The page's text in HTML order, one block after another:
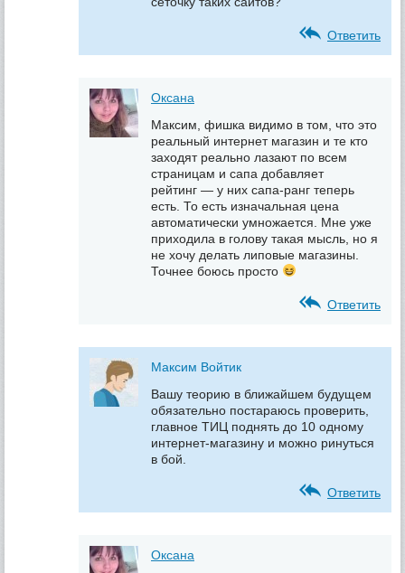
Ответить
Оксана
Максим, фишка видимо в том, что это
реальный интернет магазин и те кто
заходят реально лазают по всем
страницам и сапа добавляет
рейтинг — у них сапа-ранг теперь
есть. То есть изначальная цена
автоматически умножается. Мне уже
приходила в голову такая мысль, но я
не хочу делать липовые магазины.
Точнее боюсь просто
Ответить
Максим Войтик
Вашу теорию в ближайшем будущем
обязательно постараюсь проверить,
главное ТИЦ поднять до 10 одному
интернет-магазину и можно ринуться
в бой.
Ответить
Оксана